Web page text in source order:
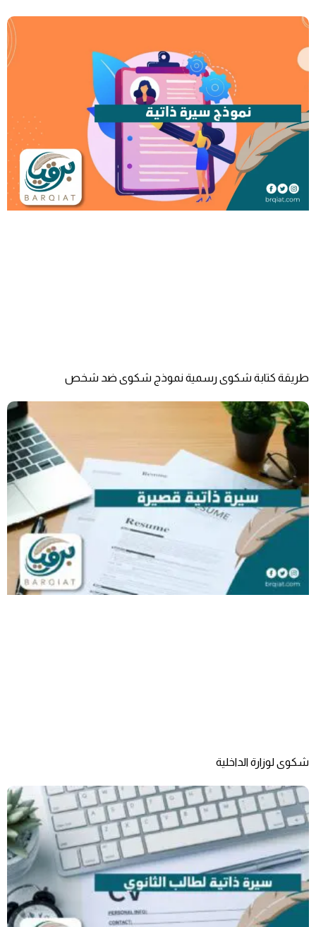
طريقة كتابة شكوى رسمية نموذج شكوى ضد شخص
شكوى لوزارة الداخلية